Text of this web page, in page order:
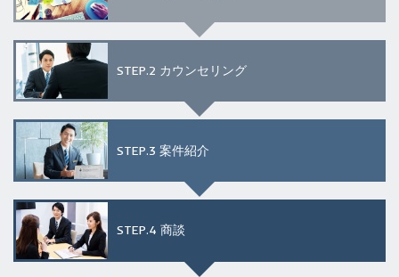
STEP.2 カウンセリング
STEP.3 案件紹介
STEP.4 商談